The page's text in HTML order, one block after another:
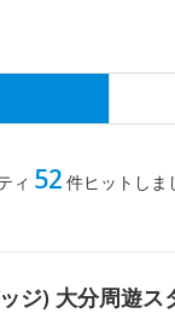
ィ 52 件ヒットしま
ジ) 大分周遊ス